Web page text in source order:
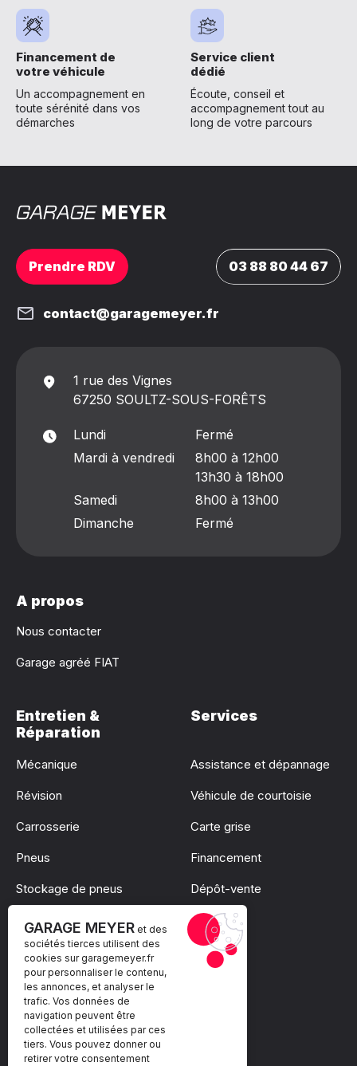
Financement de
votre véhicule
Un accompagnement en
toute sérénité dans vos
démarches
Service client
dédié
Écoute, conseil et
accompagnement tout au
long de votre parcours
Prendre RDV 03 88 80 44 67
contact@garagemeyer.fr
1 rue des Vignes
67250 SOULTZ-SOUS-FORÊTS
Lundi
Fermé
Mardi à vendredi
8h00 à 12h00
13h30 à 18h00
Samedi
8h00 à 13h00
Dimanche
Fermé
A propos
Nous contacter
Garage agréé FIAT
Entretien &
Réparation
Mécanique
Révision
Carrosserie
Pneus
Stockage de pneus
Pare-brise
Services
Assistance et dépannage
Véhicule de courtoisie
Carte grise
Financement
Dépôt-vente
GARAGE MEYER et des
sociétés tierces utilisent des
cookies sur garagemeyer.fr
pour personnaliser le contenu,
les annonces, et analyser le
trafic. Vos données de
navigation peuvent être
collectées et utilisées par ces
tiers. Vous pouvez donner ou
retirer votre consentement